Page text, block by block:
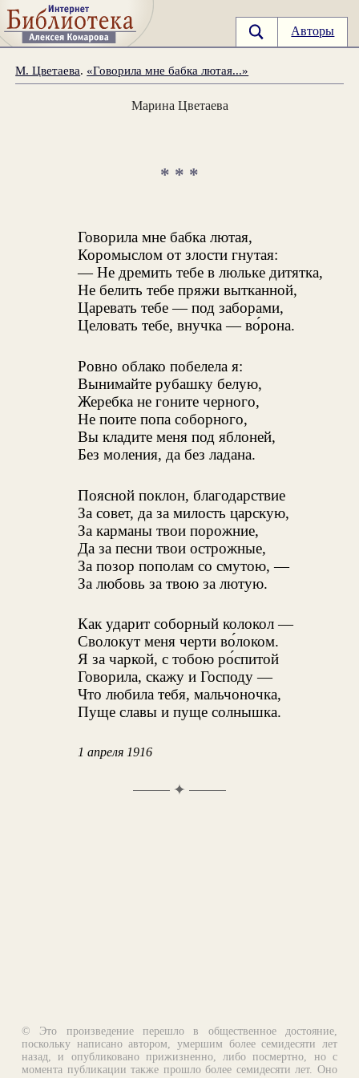
Авторы
М. Цветаева. «Говорила мне бабка лютая...»
Марина Цветаева
* * *
Говорила мне бабка лютая,
Коромыслом от злости гнутая:
— Не дремить тебе в люльке дитятка,
Не белить тебе пряжи вытканной,
Царевать тебе — под заборами,
Целовать тебе, внучка — во́рона.
Ровно облако побелела я:
Вынимайте рубашку белую,
Жеребка не гоните черного,
Не поите попа соборного,
Вы кладите меня под яблоней,
Без моления, да без ладана.
Поясной поклон, благодарствие
За совет, да за милость царскую,
За карманы твои порожние,
Да за песни твои острожные,
За позор пополам со смутою, —
За любовь за твою за лютую.
Как ударит соборный колокол —
Сволокут меня черти во́локом.
Я за чаркой, с тобою ро́спитой
Говорила, скажу и Господу —
Что любила тебя, мальчоночка,
Пуще славы и пуще солнышка.
1 апреля 1916
✦
© Это произведение перешло в общественное достояние,
поскольку написано автором, умершим более семидесяти лет
назад, и опубликовано прижизненно, либо посмертно, но с
момента публикации также прошло более семидесяти лет. Оно